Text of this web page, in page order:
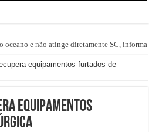
oceano e não atinge diretamente SC,
equipamentos furtados de
equipamentos